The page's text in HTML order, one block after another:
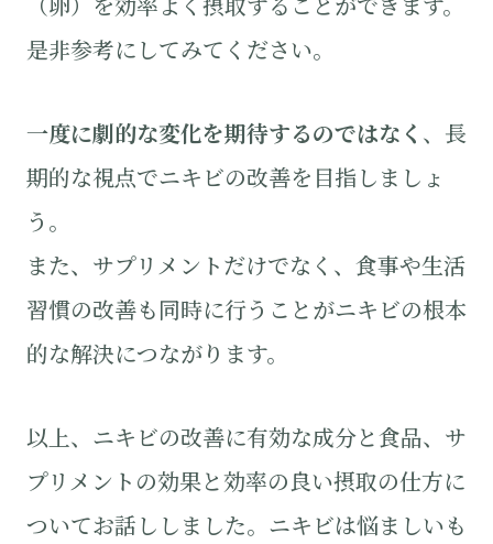
是非参考にしてみてください。
一度に劇的な変化を期待するのではなく 、長
期的な視点でニキビの改善を目指しましょ
う。
また、サプリメントだけでなく、食事や生活
習慣の改善も同時に行うことがニキビの根本
的な解決につながります。
以上、ニキビの改善に有効な成分と食品、サ
プリメントの効果と効率の良い摂取の仕方に
ついてお話ししました。ニキビは悩ましいも